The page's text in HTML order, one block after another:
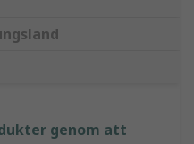
genom att